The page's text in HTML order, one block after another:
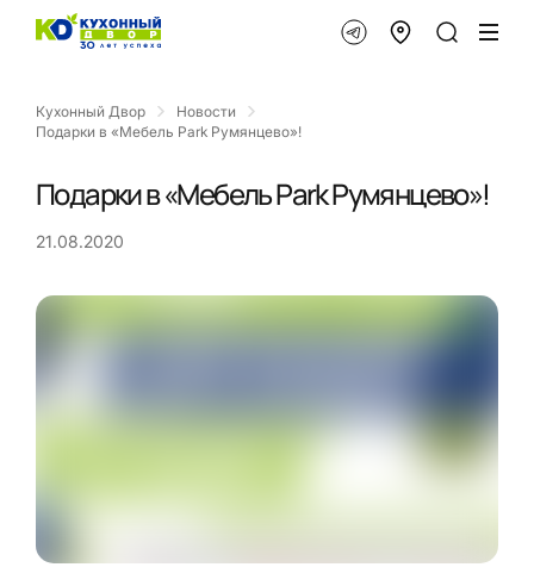
Кухонный Двор
Новости
Подарки в «Мебель Park Румянцево»!
Подарки в «Мебель Park Румянцево»!
21.08.2020